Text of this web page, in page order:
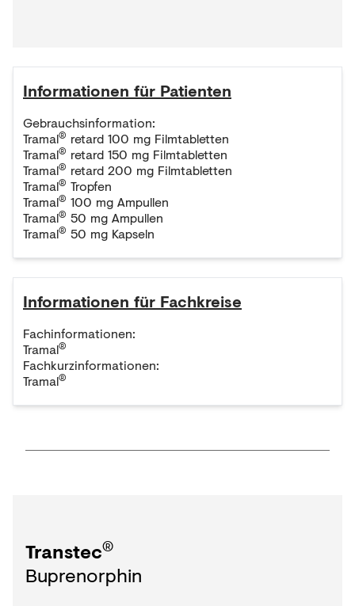
Informationen für Patienten
Gebrauchsinformation:
Tramal® retard 100 mg Filmtabletten
Tramal® retard 150 mg Filmtabletten
Tramal® retard 200 mg Filmtabletten
Tramal® Tropfen
Tramal® 100 mg Ampullen
Tramal® 50 mg Ampullen
Tramal® 50 mg Kapseln
Informationen für Fachkreise
Fachinformationen:
Tramal®
Fachkurzinformationen:
Tramal®
Transtec®
Buprenorphin